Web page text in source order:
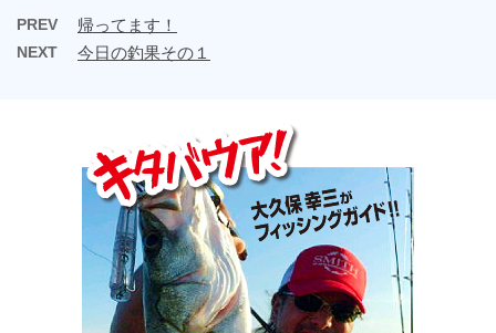
PREV 帰ってます！
NEXT 今日の釣果その１